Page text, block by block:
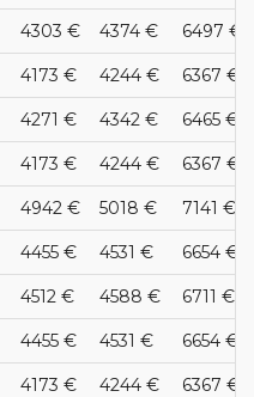
4303 € 4374 € 6497 €
4173 € 4244 € 6367 €
4271 € 4342 € 6465 €
4173 € 4244 € 6367 €
4942 € 5018 € 7141 €
4455 € 4531 € 6654 €
4512 € 4588 € 6711 €
4455 € 4531 € 6654 €
4173 € 4244 € 6367 €